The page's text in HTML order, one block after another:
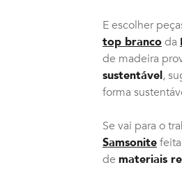
E escolher
top brancoda
de madeira
sustentável,
forma
Se vai para o
Samsonite
de materiais